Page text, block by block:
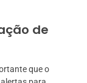
de
que o